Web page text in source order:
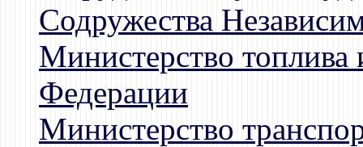
Содружества
Министерство топлива
Федерации
Министерство